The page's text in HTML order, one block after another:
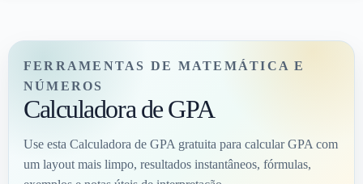
FERRAMENTAS DE MATEMÁTICA E
NÚMEROS
Calculadora de GPA
Use esta Calculadora de GPA gratuita para calcular GPA com
um layout mais limpo, resultados instantâneos, fórmulas,